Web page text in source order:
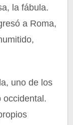
la fábula.
a Roma,
uno de los
occidental.